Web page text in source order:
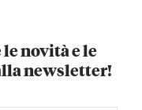
novità e le
newsletter!